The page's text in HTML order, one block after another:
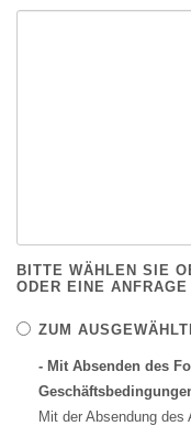
BITTE WÄHLEN SIE
ODER EINE
ZUM
- Mit Absenden des
Mit der Absendung